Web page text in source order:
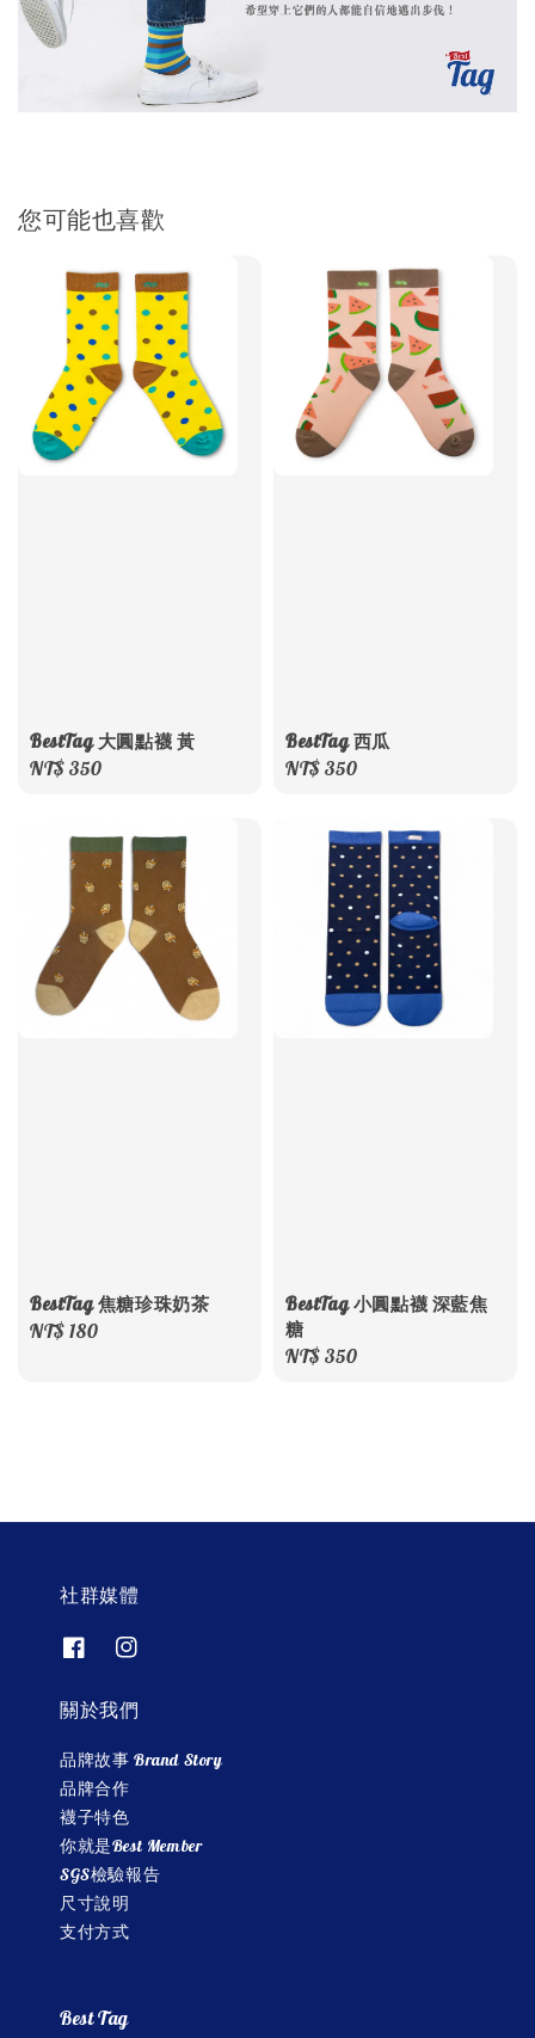
您可能也喜歡
BestTag 大圓點襪 黃
Regular
NT$ 350
BestTag 西瓜
Regular
NT$ 350
BestTag 焦糖珍珠奶茶
Regular
NT$ 180
BestTag 小圓點襪 深藍焦
糖
Regular
NT$ 350
社群媒體
關於我們
品牌故事 Brand Story
品牌合作
襪子特色
你就是Best Member
SGS檢驗報告
尺寸說明
支付方式
Best Tag